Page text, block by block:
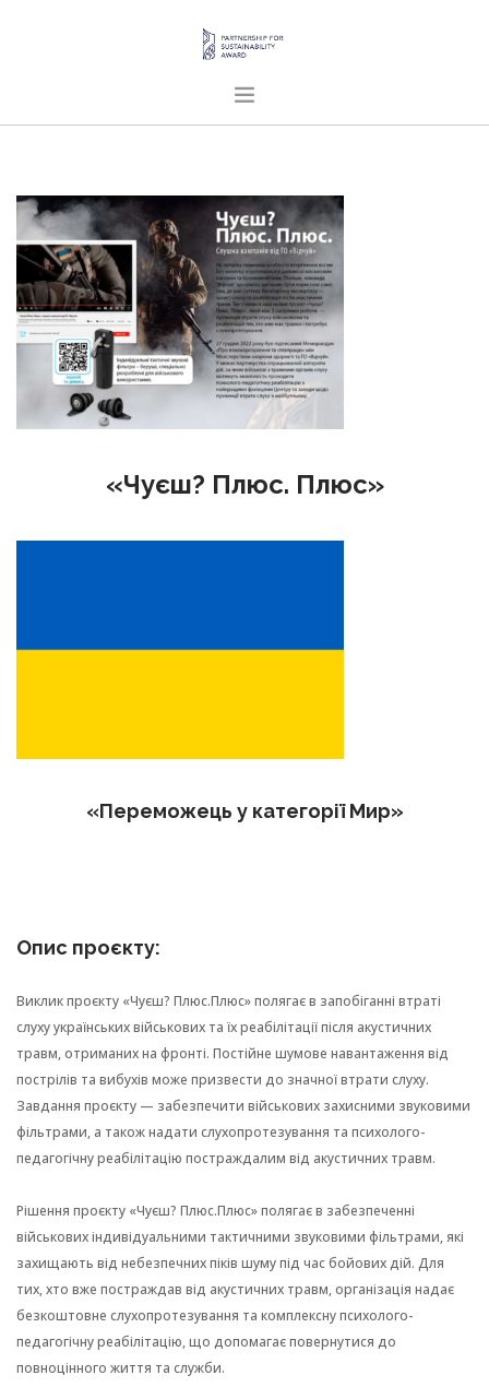
ПРО НАС
ПРОЄКТИ
ПУБЛІКАЦІЇ
УКРАЇНСЬКА
SEARCH SITE
«Чуєш? Плюс. Плюс»
«‎‎Переможець у категорії Мир»
Опис проєкту:
Виклик проєкту «Чуєш? Плюс.Плюс» полягає в запобіганні втраті
слуху українськихвійськових та їхреабілітації після акустичних
травм, отриманих на фронті. Постійне шумове навантаження від
пострілів та вибухів може призвести до значної втрати слуху.
Завдання проєкту — забезпечити військових захисними звуковими
фільтрами, а також надати слухопротезування та психолого-
педагогічну реабілітацію постраждалим від акустичних травм.
Рішення проєкту «Чуєш? Плюс.Плюс» полягає в забезпеченні
військовихіндивідуальними тактичними звуковими фільтрами, які
захищають від небезпечних піків шуму під час бойових дій. Для
тих, хто вже постраждав від акустичних травм, організація надає
безкоштовне слухопротезування та комплексну психолого-
педагогічну реабілітацію, що допомагає повернутися до
повноцінного життя та служби.